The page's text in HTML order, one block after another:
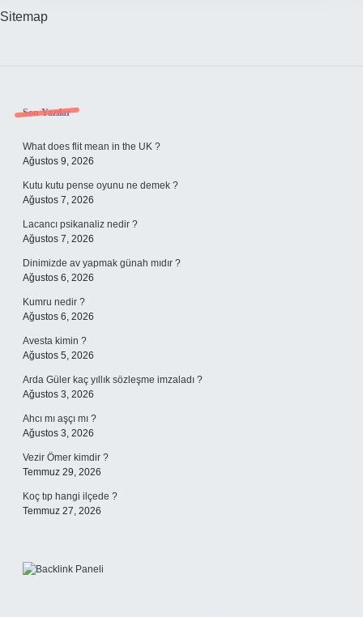
Sitemap
Sidebar
Son Yazılar
What does flit mean in the UK ?
Ağustos 9, 2026
Kutu kutu pense oyunu ne demek ?
Ağustos 7, 2026
Lacancı psikanaliz nedir ?
Ağustos 7, 2026
Dinimizde av yapmak günah mıdır ?
Ağustos 6, 2026
Kumru nedir ?
Ağustos 6, 2026
Avesta kimin ?
Ağustos 5, 2026
Arda Güler kaç yıllık sözleşme imzaladı ?
Ağustos 3, 2026
Ahcı mı aşçı mı ?
Ağustos 3, 2026
Vezir Ömer kimdir ?
Temmuz 29, 2026
Koç tıp hangi ilçede ?
Temmuz 27, 2026